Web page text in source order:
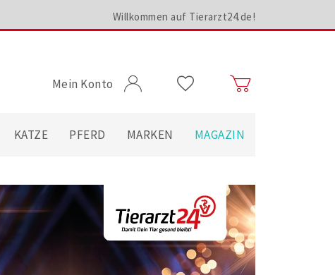
Willkommen auf Tierarzt24.de!
Mein Konto
KATZE PFERD MARKEN MAGAZIN